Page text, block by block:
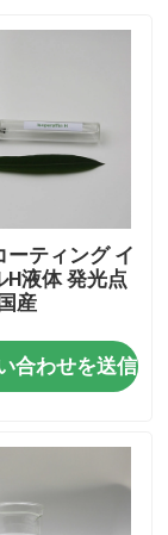
ーティング イ
H液体 発光点
産
合わせを送信